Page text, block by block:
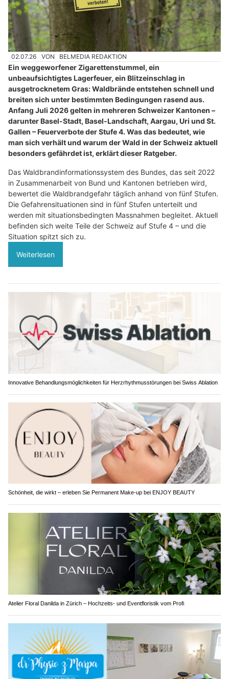
02.07.26 VON BELMEDIA REDAKTION
Ein weggeworfener Zigarettenstummel, ein
unbeaufsichtigtes Lagerfeuer, ein Blitzeinschlag in
ausgetrocknetem Gras: Waldbrände entstehen schnell und
breiten sich unter bestimmten Bedingungen rasend aus.
Anfang Juli 2026 gelten in mehreren Schweizer Kantonen –
darunter Basel-Stadt, Basel-Landschaft, Aargau, Uri und St.
Gallen – Feuerverbote der Stufe 4. Was das bedeutet, wie
man sich verhält und warum der Wald in der Schweiz aktuell
besonders gefährdet ist, erklärt dieser Ratgeber.
Das Waldbrandinformationssystem des Bundes, das seit 2022
in Zusammenarbeit von Bund und Kantonen betrieben wird,
bewertet die Waldbrandgefahr täglich anhand von fünf Stufen.
Die Gefahrensituationen sind in fünf Stufen unterteilt und
werden mit situationsbedingten Massnahmen begleitet. Aktuell
befinden sich weite Teile der Schweiz auf Stufe 4 – und die
Situation spitzt sich zu.
Weiterlesen
Innovative Behandlungsmöglichkeiten für Herzrhythmusstörungen bei Swiss Ablation
Schönheit, die wirkt – erleben Sie Permanent Make-up bei ENJOY BEAUTY
Atelier Floral Danilda in Zürich – Hochzeits- und Eventfloristik vom Profi